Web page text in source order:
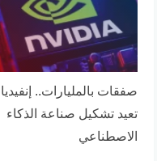
صفقات بالمليارات.. إنفيديا
تعيد تشكيل صناعة الذكاء
الاصطناعي